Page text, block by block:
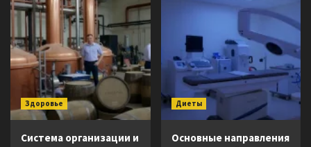
Здоровье
Система организации и
Диеты
Основные направления